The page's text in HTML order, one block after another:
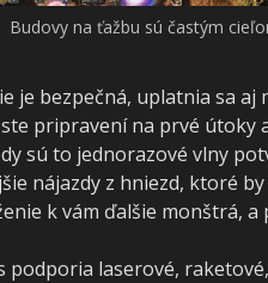
Tri sekcie výskumu
je bezpečná, uplatnia sa
pripravení na prvé
sú to jednorazové vlny
nájazdy z hniezd, ktoré
k vám ďalšie monštrá,
podporia laserové,